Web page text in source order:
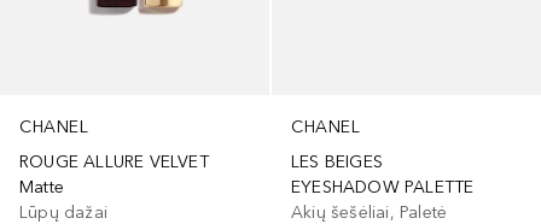
CHANEL
ROUGE ALLURE VELVET
Matte
Lūpų dažai
CHANEL
LES BEIGES
EYESHADOW PALETTE
Akių šešėliai, Paletė